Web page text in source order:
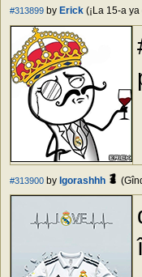
#313899 by Erick (¡La 15-a
#313900 by Igorashhh